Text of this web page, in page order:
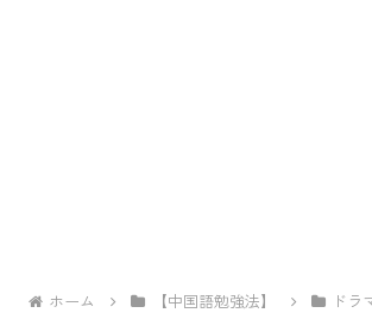
ホーム 【中国語勉強法】
ドラ